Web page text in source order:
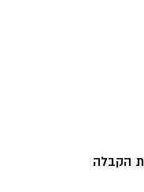
הקבלה